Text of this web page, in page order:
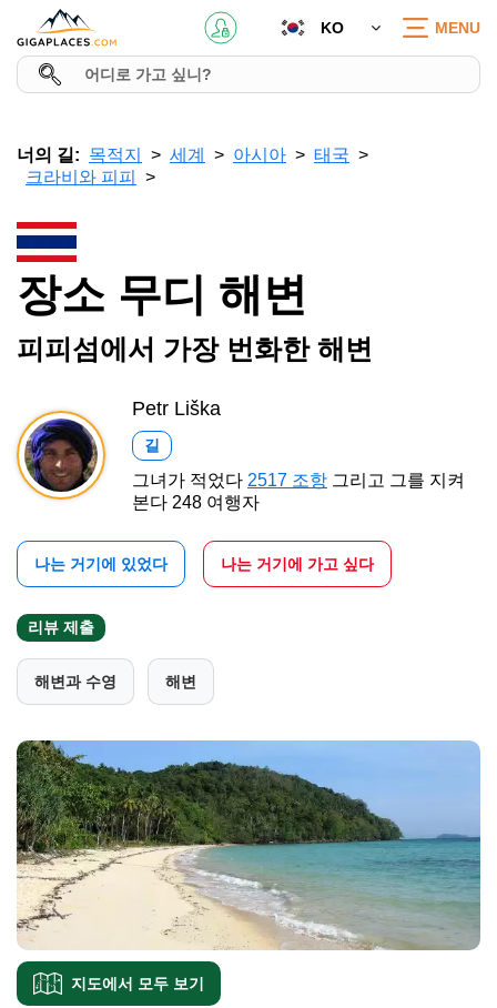
KO MENU
너의 길: 목적지 세계 아시아
태국
크라비와 피피
장소 무디 해변
피피섬에서 가장 번화한 해변
Petr Liška
길
그녀가 적었다 2517 조항 그리고 그를 지켜
본다 248 여행자
나는 거기에 있었다 나는 거기에 가고 싶다
리뷰 제출
해변과 수영 해변
지도에서 모두 보기